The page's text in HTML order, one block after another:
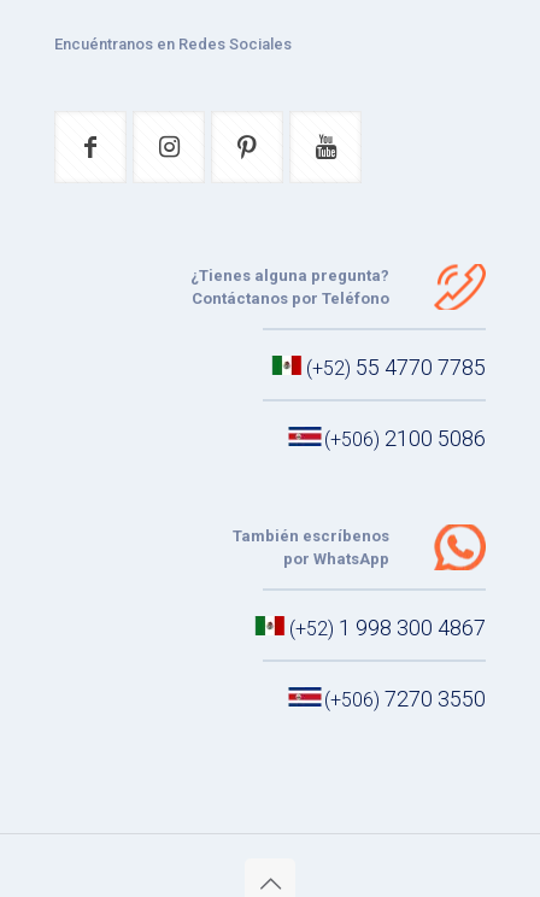
Encuéntranos en Redes Sociales
¿Tienes alguna pregunta?
Contáctanos por Teléfono
(+52) 55 4770 7785
(+506) 2100 5086
También escríbenos
por WhatsApp
(+52) 1 998 300 4867
(+506) 7270 3550